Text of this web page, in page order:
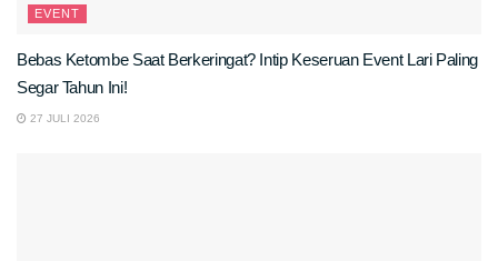
EVENT
Bebas Ketombe Saat Berkeringat? Intip Keseruan Event Lari Paling
Segar Tahun Ini!
27 JULI 2026